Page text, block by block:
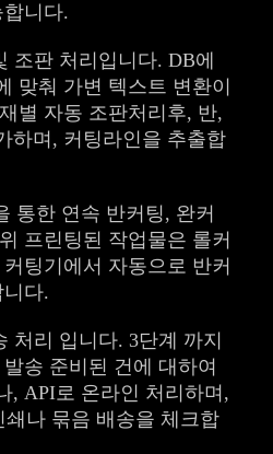
니다.
조판 처리입니다. DB에
맞춰 가변 텍스트 변환이
별 자동 조판처리후, 반,
하며, 커팅라인을 추출합
통한 연속 반커팅, 완커
프린팅된 작업물은 롤커
팅기에서 자동으로 반커
다.
처리 입니다. 3단계 까지
송 준비된 건에 대하여
, API로 온라인 처리하며,
쇄나 묶음 배송을 체크합